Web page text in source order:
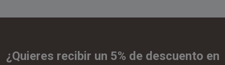
¿Quieres recibir un 5% de descuento en